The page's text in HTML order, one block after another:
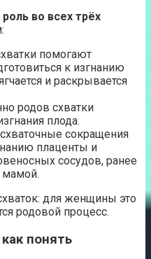
во всех трёх
помогают
к изгнанию
и раскрывается
родов схватки
плода.
сокращения
плаценты и
сосудов, ранее
для женщины это
родовой процесс.
понять